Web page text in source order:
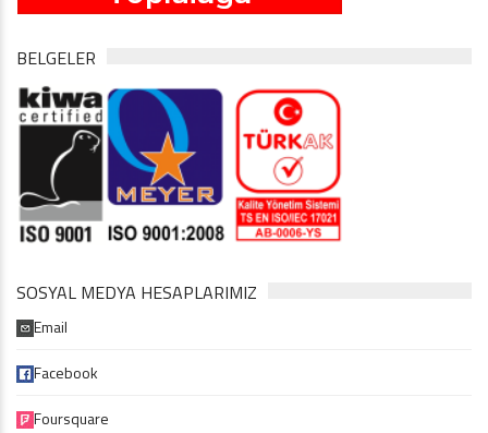
BELGELER
SOSYAL MEDYA HESAPLARIMIZ
Email
Facebook
Foursquare